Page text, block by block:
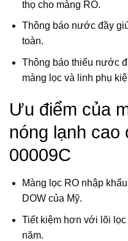
thọ cho màng RO.
Thông báo nước đầy
toàn.
Thông báo thiếu nước
màng lọc và linh phụ
Ưu điểm của
nóng lạnh cao
00009C
Màng lọc RO nhập
DOW của Mỹ.
Tiết kiệm hơn với lõi
năm.